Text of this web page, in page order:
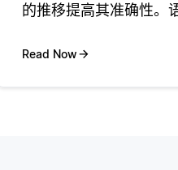
的推移提高其准确性。
音，背景噪音和个人说
Read Now